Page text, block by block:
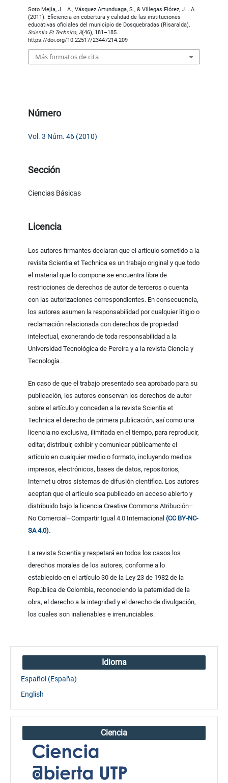
Soto Mejía, J. . A., Vásquez Artunduaga, S., & Villegas Flórez, J. . A.
(2011). Eficiencia en cobertura y calidad de las instituciones
educativas oficiales del municipio de Dosquebradas (Risaralda).
Scientia Et Technica, 3(46), 181–185.
https://doi.org/10.22517/23447214.209
Más formatos de cita
Número
Vol. 3 Núm. 46 (2010)
Sección
Ciencias Básicas
Licencia
Los autores firmantes declaran que el artículo sometido a la
revista Scientia et Technica es un trabajo original y que todo
el material que lo compone se encuentra libre de
restricciones de derechos de autor de terceros o cuenta
con las autorizaciones correspondientes. En consecuencia,
los autores asumen la responsabilidad por cualquier litigio o
reclamación relacionada con derechos de propiedad
intelectual, exonerando de toda responsabilidad a la
Universidad Tecnológica de Pereira y a la revista Ciencia y
Tecnología .
En caso de que el trabajo presentado sea aprobado para su
publicación, los autores conservan los derechos de autor
sobre el artículo y conceden a la revista Scientia et
Technica el derecho de primera publicación, así como una
licencia no exclusiva, ilimitada en el tiempo, para reproducir,
editar, distribuir, exhibir y comunicar públicamente el
artículo en cualquier medio o formato, incluyendo medios
impresos, electrónicos, bases de datos, repositorios,
Internet u otros sistemas de difusión científica. Los autores
aceptan que el artículo sea publicado en acceso abierto y
distribuido bajo la licencia Creative Commons Atribución–
No Comercial–Compartir Igual 4.0 Internacional(CC BY-NC-
SA 4.0).
La revista Scientia y respetará en todos los casos los
derechos morales de los autores, conforme a lo
establecido en el artículo 30 de la Ley 23 de 1982 de la
República de Colombia, reconociendo la paternidad de la
obra, el derecho a la integridad y el derecho de divulgación,
los cuales son inalienables e irrenunciables.
Idioma
Español (España)
English
Ciencia